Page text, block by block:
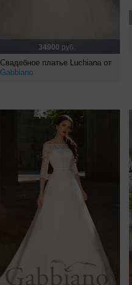
34900 руб.
Свадебное платье Luchiana от
Gabbiano